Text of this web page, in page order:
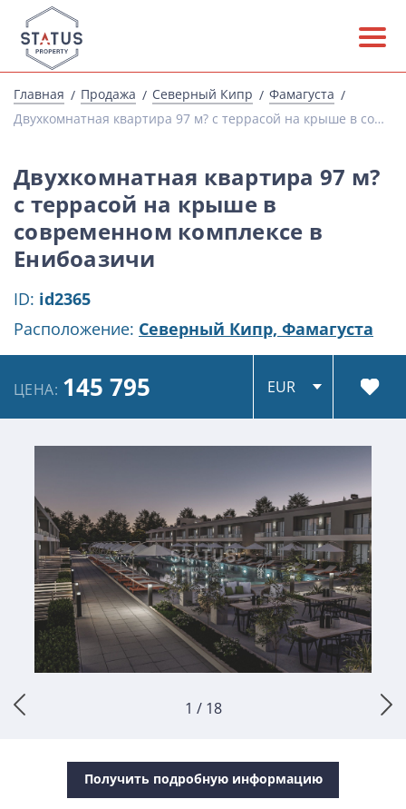
Главная Продажа Северный Кипр
Фамагуста
Двухкомнатная квартира 97 м? с террасой на крыше в современном комплексе в Енибоазичи
Двухкомнатная квартира 97 м?
с террасой на крыше в
современном комплексе в
Енибоазичи
ID: id2365
Расположение: Северный Кипр, Фамагуста
ЦЕНА: 145 795
1 / 18
Получить подробную информацию